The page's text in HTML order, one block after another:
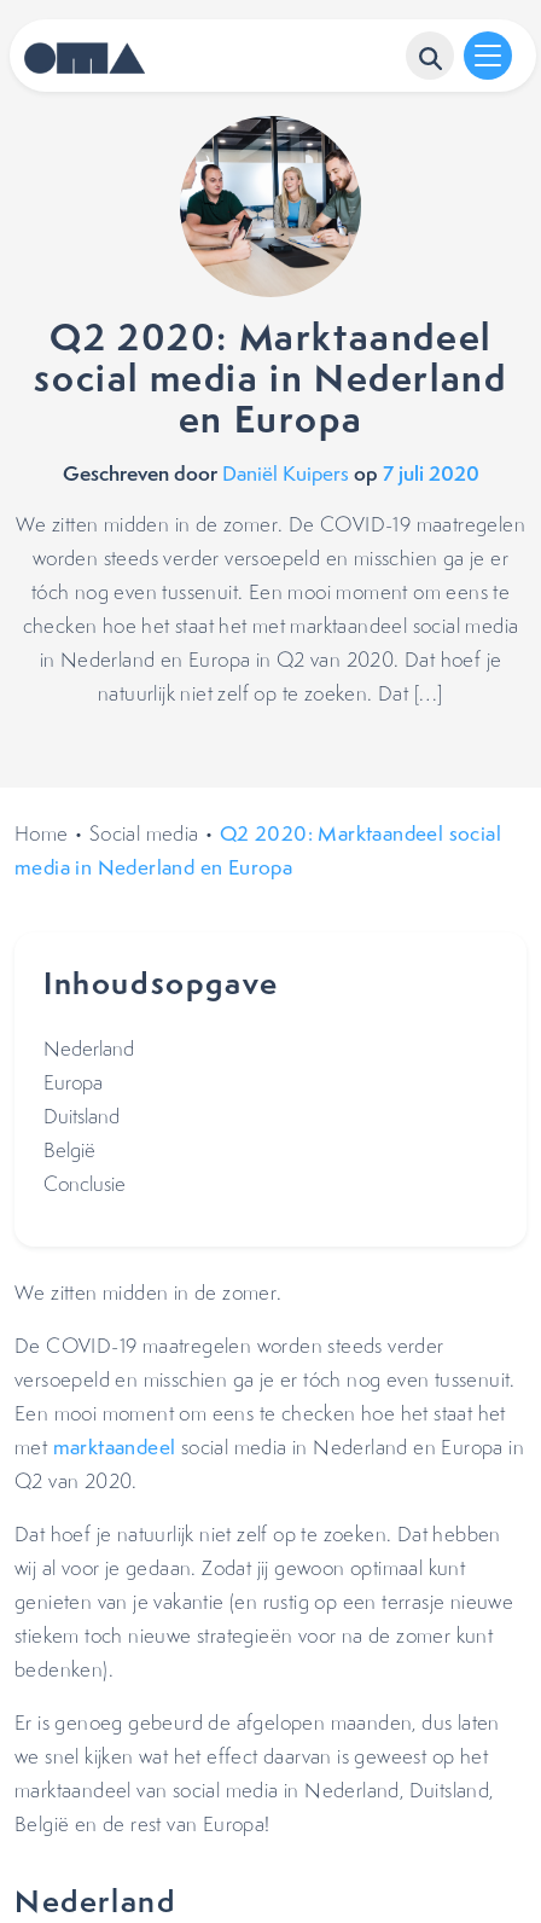
Q2 2020: Marktaandeel
social media in Nederland
en Europa
Geschreven door Daniël Kuipers op 7 juli 2020
We zitten midden in de zomer. De COVID-19 maatregelen
worden steeds verder versoepeld en misschien ga je er
tóch nog even tussenuit. Een mooi moment om eens te
checken hoe het staat het met marktaandeel social media
in Nederland en Europa in Q2 van 2020. Dat hoef je
natuurlijk niet zelf op te zoeken. Dat […]
Home • Social media • Q2 2020: Marktaandeel social
media in Nederland en Europa
Inhoudsopgave
Nederland
Europa
Duitsland
België
Conclusie
We zitten midden in de zomer.
De COVID-19 maatregelen worden steeds verder
versoepeld en misschien ga je er tóch nog even tussenuit.
Een mooi moment om eens te checken hoe het staat het
met marktaandeel social media in Nederland en Europa in
Q2 van 2020.
Dat hoef je natuurlijk niet zelf op te zoeken. Dat hebben
wij al voor je gedaan. Zodat jij gewoon optimaal kunt
genieten van je vakantie (en rustig op een terrasje nieuwe
stiekem toch nieuwe strategieën voor na de zomer kunt
bedenken).
Er is genoeg gebeurd de afgelopen maanden, dus laten
we snel kijken wat het effect daarvan is geweest op het
marktaandeel van social media in Nederland, Duitsland,
België en de rest van Europa!
Nederland